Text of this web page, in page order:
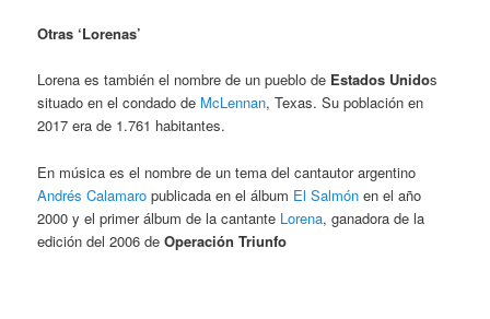
Otras ‘Lorenas’
Lorena es también el nombre de un pueblo de Estados Unidos
situado en el condado de McLennan, Texas. Su población en
2017 era de 1.761 habitantes.
En música es el nombre de un tema del cantautor argentino
Andrés Calamaro publicada en el álbum El Salmón en el año
2000 y el primer álbum de la cantante Lorena, ganadora de la
edición del 2006 deOperación Triunfo